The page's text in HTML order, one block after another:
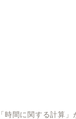
時間に関する計算」